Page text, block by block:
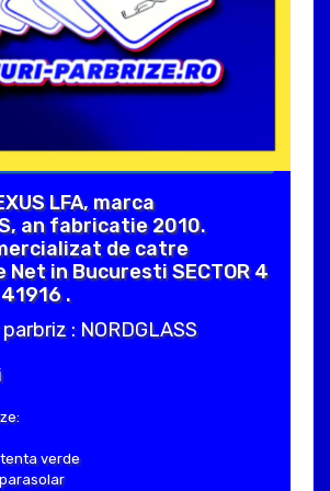
LFA, marca
an fabricatie 2010.
de catre
Net in Bucuresti SECTOR 4
.
: NORDGLASS
verde